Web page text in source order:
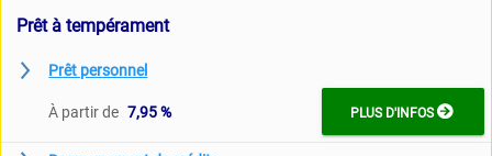
Prêt à tempérament
Prêt personnel
À partir de 7,95 % PLUS D'INFOS